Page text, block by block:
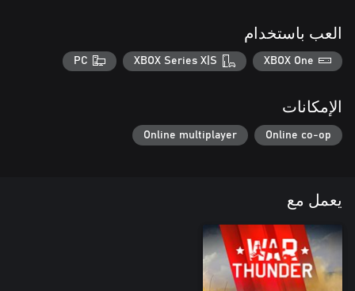
العب باستخدام
XBOX One
XBOX Series X|S
PC
الإمكانات
Online co-op
Online multiplayer
يعمل مع